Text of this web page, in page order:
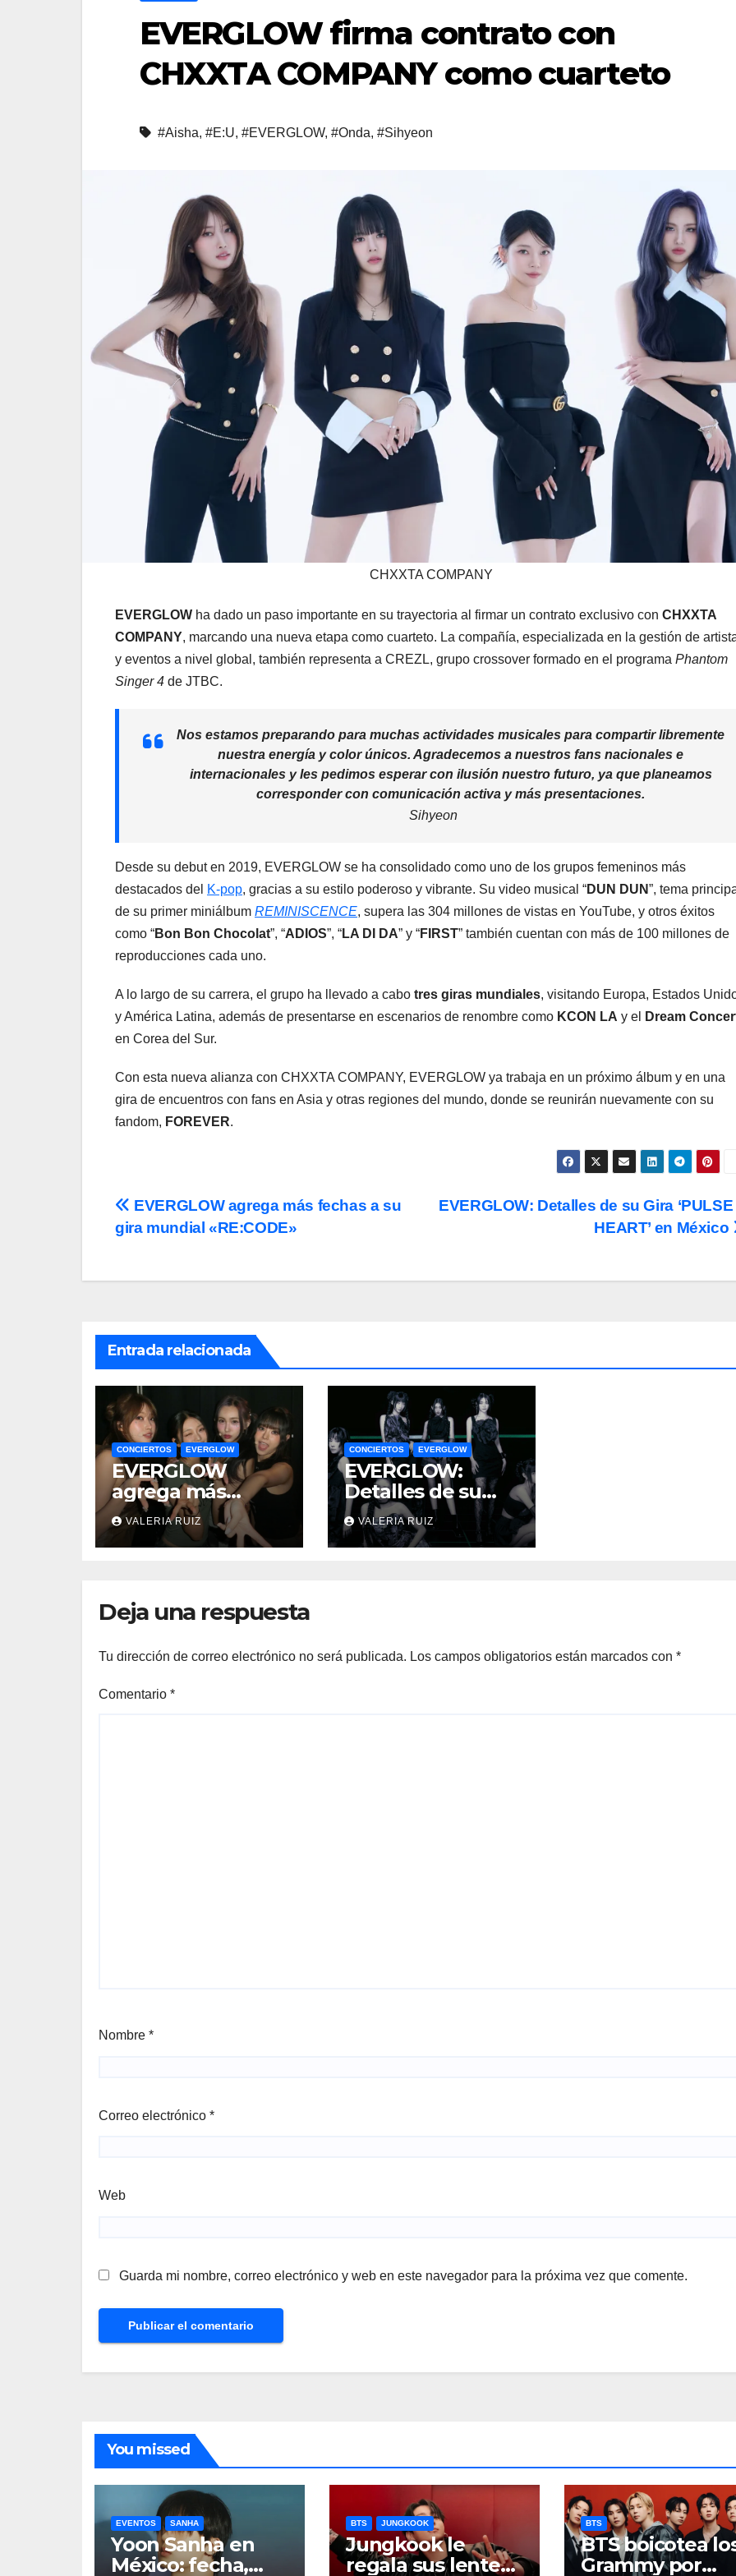
EVERGLOW firma contrato con
CHXXTA COMPANY como cuarteto
#Aisha, #E:U, #EVERGLOW, #Onda, #Sihyeon
CHXXTA COMPANY
EVERGLOW ha dado un paso importante en su trayectoria al firmar un contrato exclusivo con CHXXTA
COMPANY, marcando una nueva etapa como cuarteto. La compañía, especializada en la gestión de
y eventos a nivel global, también representa a CREZL, grupo crossover formado en el programa Phantom
Singer 4 de JTBC.
Nos estamos preparando para muchas actividades musicales para compartir libremente
nuestra energía y color únicos. Agradecemos a nuestros fans nacionales e
internacionales y les pedimos esperar con ilusión nuestro futuro, ya que planeamos
corresponder con comunicación activa y más presentaciones.
Sihyeon
Desde su debut en 2019, EVERGLOW se ha consolidado como uno de los grupos femeninos más
destacados del K-pop, gracias a su estilo poderoso y vibrante. Su video musical “DUN DUN”, tema
de su primer miniálbum REMINISCENCE, supera las 304 millones de vistas en YouTube, y otros éxitos
como “Bon Bon Chocolat”, “ADIOS”, “LA DI DA” y “FIRST” también cuentan con más de 100 millones de
reproducciones cada uno.
A lo largo de su carrera, el grupo ha llevado a cabo tres giras mundiales, visitando Europa, Estados
y América Latina, además de presentarse en escenarios de renombre como KCON LA y el
Dream
en Corea del Sur.
Con esta nueva alianza con CHXXTA COMPANY, EVERGLOW ya trabaja en un próximo álbum y en una
gira de encuentros con fans en Asia y otras regiones del mundo, donde se reunirán nuevamente con su
fandom, FOREVER.
Navegación
de
entradas
EVERGLOW: Detalles de su Gira
HEART’ en México
EVERGLOW agrega más fechas a su
gira mundial «RE:CODE»
Entrada relacionada
CONCIERTOS EVERGLOW
EVERGLOW
agrega más
fechas a su gira
mundial
«RE:CODE»
VALERIA RUIZ
CONCIERTOS EVERGLOW
EVERGLOW:
Detalles de su
Gira ‘PULSE &
HEART’ en
México
VALERIA RUIZ
Deja una respuesta
Tu dirección de correo electrónico no será publicada. Los campos obligatorios están marcados con *
Comentario *
Nombre *
Correo electrónico *
Web
Guarda mi nombre, correo electrónico y web en este navegador para la próxima vez que comente.
You missed
EVENTOS SANHA
Yoon Sanha en
México: fecha,
BTS JUNGKOOK
Jungkook le
regala sus lentes
BTS
BTS boicotea
Grammy por